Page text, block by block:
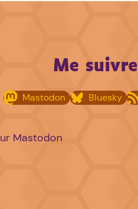
Me suivre
Mastodon Bluesky
Mastodon